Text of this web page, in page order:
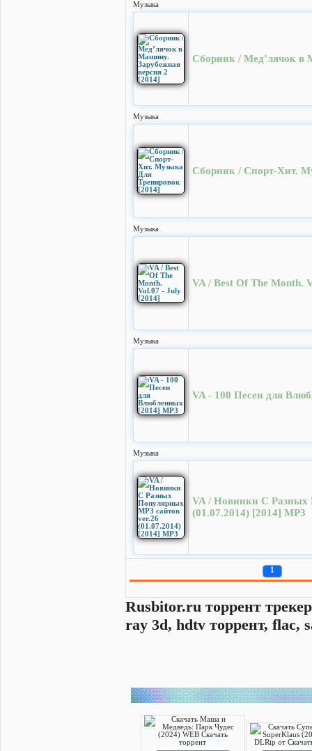
Музыка
Сборник / Мед’лячок в
Музыка
Сборник / Спорт-Хит.
Музыка
VA / Best Of The Month.
Музыка
VA - 100 Песен для
Музыка
VA / Новинки С Разных
(01.07.2014) [2014] MP3
1
Rusbitor.ru торрент
ray 3d, hdtv торрент, flac,